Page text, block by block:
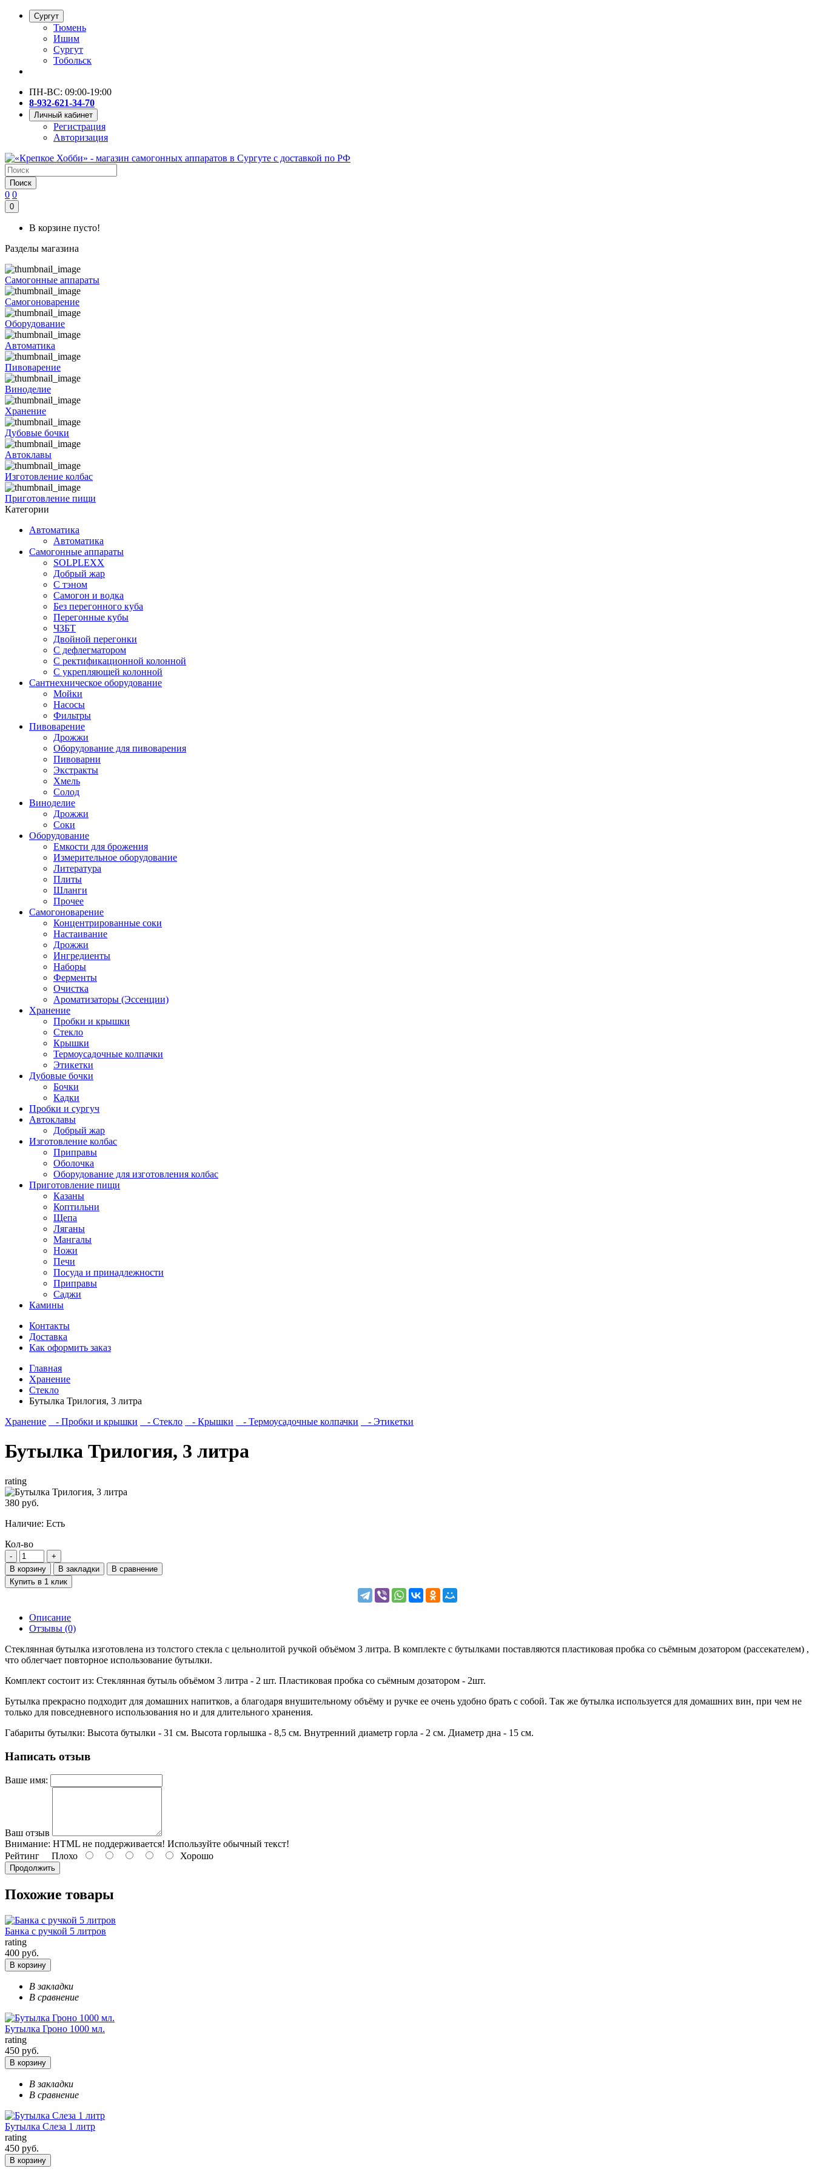
Сургут
Тюмень
Ишим
Сургут
Тобольск
ПН-ВС: 09:00-19:00
8-932-621-34-70
Личный кабинет
Регистрация
Авторизация
Поиск
0 0
0
В корзине пусто!
Разделы магазина
Самогонные аппараты
Самогоноварение
Оборудование
Автоматика
Пивоварение
Виноделие
Хранение
Дубовые бочки
Автоклавы
Изготовление колбас
Приготовление пищи
Категории
Автоматика
Автоматика
Самогонные аппараты
SOLPLEXX
Добрый жар
С тэном
Самогон и водка
Без перегонного куба
Перегонные кубы
ЧЗБТ
Двойной перегонки
С дефлегматором
С ректификационной колонной
С укрепляющей колонной
Сантнехническое оборудование
Мойки
Насосы
Фильтры
Пивоварение
Дрожжи
Оборудование для пивоварения
Пивоварни
Экстракты
Хмель
Солод
Виноделие
Дрожжи
Соки
Оборудование
Емкости для брожения
Измерительное оборудование
Литература
Плиты
Шланги
Прочее
Самогоноварение
Концентрированные соки
Настаивание
Дрожжи
Ингредиенты
Наборы
Ферменты
Очистка
Ароматизаторы (Эссенции)
Хранение
Пробки и крышки
Стекло
Крышки
Термоусадочные колпачки
Этикетки
Дубовые бочки
Бочки
Кадки
Пробки и сургуч
Автоклавы
Добрый жар
Изготовление колбас
Приправы
Оболочка
Оборудование для изготовления колбас
Приготовление пищи
Казаны
Коптильни
Щепа
Ляганы
Мангалы
Ножи
Печи
Посуда и принадлежности
Приправы
Саджи
Камины
Контакты
Доставка
Как оформить заказ
Главная
Хранение
Стекло
Бутылка Трилогия, 3 литра
Хранение
- Пробки и крышки - Стекло - Крышки - Термоусадочные колпачки - Этикетки
Бутылка Трилогия, 3 литра
rating
380 руб.
Наличие: Есть
Кол-во
В корзину В закладки
В сравнение
Купить в 1 клик
Описание
Отзывы (0)
Стеклянная бутылка изготовлена из толстого стекла с цельнолитой ручкой объёмом 3 литра. В комплекте с бутылками поставляются пластиковая пробка со съёмным дозатором (рассекателем) ,
что облегчает повторное использование бутылки.
Комплект состоит из: Стеклянная бутыль объёмом 3 литра - 2 шт. Пластиковая пробка со съёмным дозатором - 2шт.
Бутылка прекрасно подходит для домашних напитков, а благодаря внушительному объёму и ручке ее очень удобно брать с собой. Так же бутылка используется для домашних вин, при чем не
только для повседневного использования но и для длительного хранения.
Габариты бутылки: Высота бутылки - 31 см. Высота горлышка - 8,5 см. Внутренний диаметр горла - 2 см. Диаметр дна - 15 см.
Написать отзыв
Ваше имя:
Ваш отзыв
Внимание: HTML не поддерживается! Используйте обычный текст!
Рейтинг Плохо Хорошо
Продолжить
Похожие товары
Банка с ручкой 5 литров
rating
400 руб.
В корзину
В закладки
В сравнение
Бутылка Гроно 1000 мл.
rating
450 руб.
В корзину
В закладки
В сравнение
Бутылка Слеза 1 литр
rating
450 руб.
В корзину